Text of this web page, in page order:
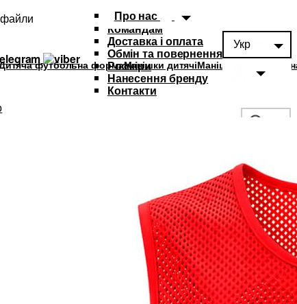
Про нас
Командам
Доставка і оплата
Обмін та повернення
Розміри
Нанесення бренду
Контакти
Укр
0
файли
футбольна формаМанішки дитячіМанішка